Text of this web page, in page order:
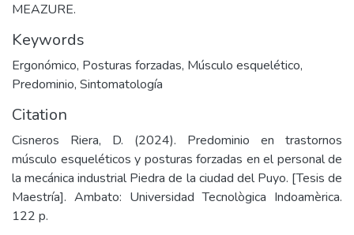
MEAZURE.
Keywords
Ergonómico, Posturas forzadas, Músculo esquelético,
Predominio, Sintomatología
Citation
Cisneros Riera, D. (2024). Predominio en trastornos
músculo esqueléticos y posturas forzadas en el personal de
la mecánica industrial Piedra de la ciudad del Puyo. [Tesis de
Maestría]. Ambato: Universidad Tecnològica Indoamèrica.
122 p.